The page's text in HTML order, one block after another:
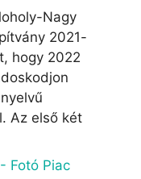
Nagy
2021-
hogy 2022
Az első két